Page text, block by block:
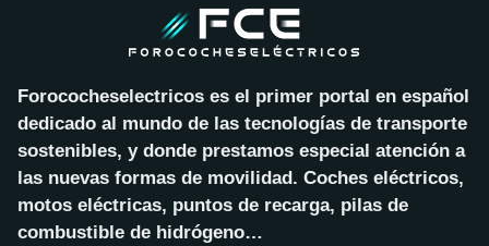
Forococheselectricos es el primer portal en español
dedicado al mundo de las tecnologías de transporte
sostenibles, y donde prestamos especial atención a
las nuevas formas de movilidad. Coches eléctricos,
motos eléctricas, puntos de recarga, pilas de
combustible de hidrógeno…